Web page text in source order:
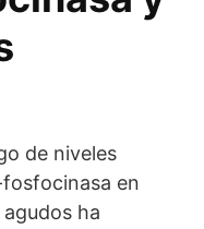
de niveles
en
ha